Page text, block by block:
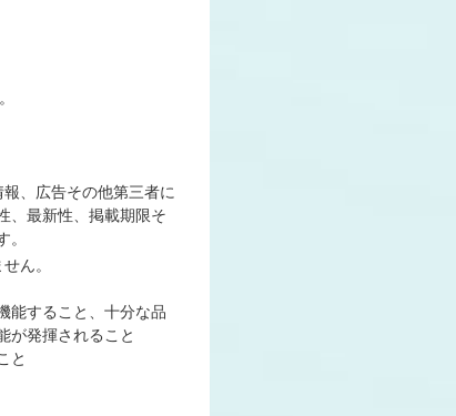
、広告その他第三者に
、最新性、掲載期限そ
ん。
能すること、十分な品
が発揮されること
と